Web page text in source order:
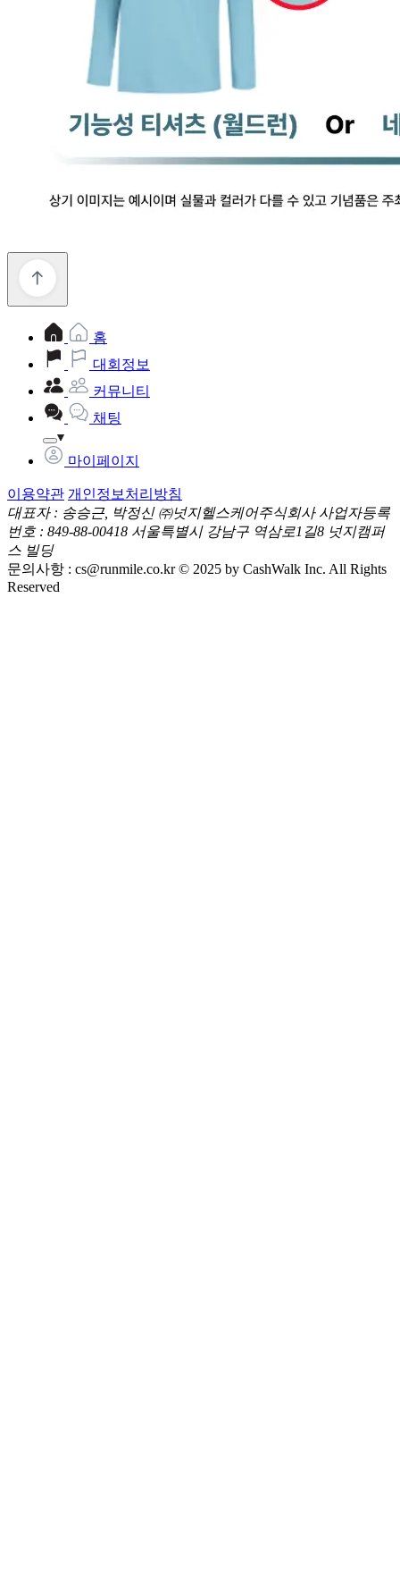
홈
대회정보
커뮤니티
채팅
마이페이지
이용약관 개인정보처리방침
대표자 : 송승근, 박정신 ㈜넛지헬스케어주식회사 사업자등록
번호 : 849-88-00418 서울특별시 강남구 역삼로1길8 넛지캠퍼
스 빌딩
문의사항 : cs@runmile.co.kr © 2025 by CashWalk Inc. All Rights
Reserved